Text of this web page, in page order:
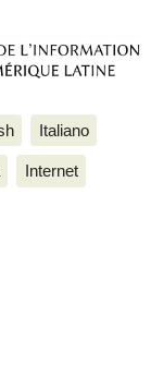
Italiano
Internet